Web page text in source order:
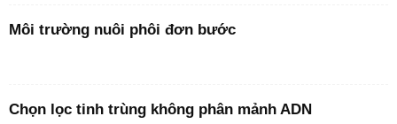
Môi trường nuôi phôi đơn bước
Chọn lọc tinh trùng không phân mảnh ADN